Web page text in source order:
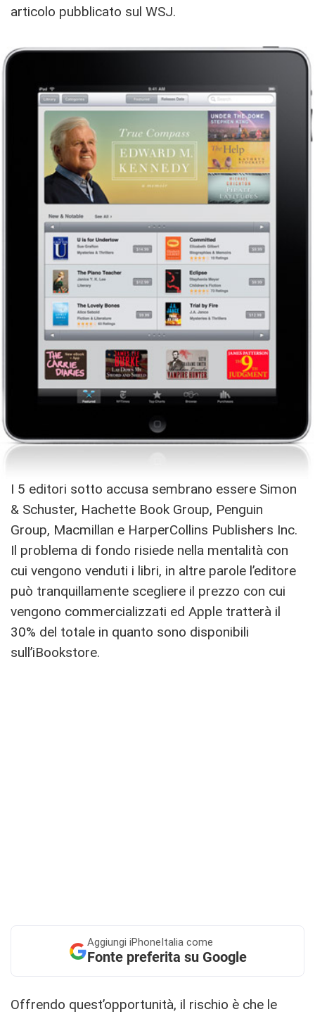
articolo pubblicato sul WSJ.
I 5 editori sotto accusa sembrano essere Simon
& Schuster, Hachette Book Group, Penguin
Group, Macmillan e HarperCollins Publishers Inc.
Il problema di fondo risiede nella mentalità con
cui vengono venduti i libri, in altre parole l’editore
può tranquillamente scegliere il prezzo con cui
vengono commercializzati ed Apple tratterà il
30% del totale in quanto sono disponibili
sull’iBookstore.
Aggiungi iPhoneItalia come
Fonte preferita su Google
Offrendo quest’opportunità, il rischio è che le